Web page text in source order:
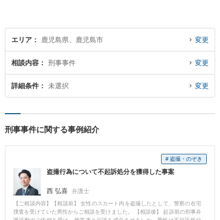
可】
エリア 鹿児島県、鹿児島市 変更
相談内容 刑事事件 変更
詳細条件 未選択 変更
刑事事件に関する事例紹介
# 盗撮・のぞき
盗撮行為について不起訴処分を獲得した事案
西 弘喜 弁護士
【ご相談内容】【相談前】 女性のスカート内を盗撮したとして、警察の在宅
捜査を受けていた男性からご相談を受けました。 【相談後】 起訴前の刑事弁